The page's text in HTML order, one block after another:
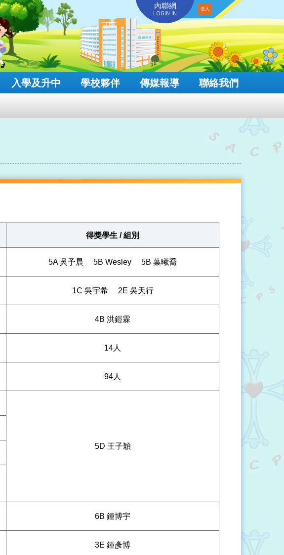
內聯網
LOGIN IN
入學及升中 學校夥伴 傳媒報導 聯絡我們
得獎學生 / 組別
5A 吳予晨 5B Wesley 5B 葉曦喬
1C 吳宇希 2E 吳天行
4B 洪鎧霖
14人
94人
5D 王子穎
6B 鍾博宇
3E 鍾彥博